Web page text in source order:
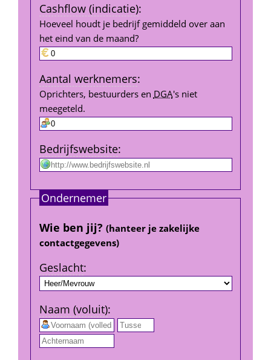
Cashflow (indicatie):
Hoeveel houdt je bedrijf gemiddeld over aan
het eind van de maand?
Aantal werk­nemers:
Oprichters, bestuurders en DGA's niet
meegeteld.
Bedrijfs­website:
Ondernemer
Wie ben jij? (hanteer je zakelijke
contact­gegevens)
Geslacht:
Naam (voluit):